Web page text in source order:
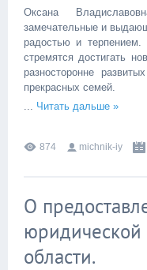
Оксана
замечательные и
радостью и
стремятся достигать
разносторонне
прекрасных семей.
... Читать дальше »
874 michnik-iy
О
области.